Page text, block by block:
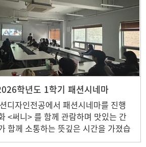
학년도 1학기 패션시네마
디자인전공에서 패션시네마를 진행
<써니> 를 함께 관람하며 맛있는 간
함께 소통하는 뜻깊은 시간을 가졌습
학우 여러분께 감사드립니다.